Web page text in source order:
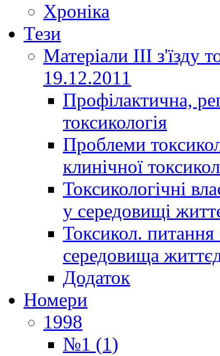
Хроніка
Тези
Матеріали ІІІ з'їзду
19.12.2011
Профілактична,
токсикологія
Проблеми
клинічної
Токсикологічні
у середовищі
Токсикол. питання
середовища
Додаток
Номери
1998
№1 (1)